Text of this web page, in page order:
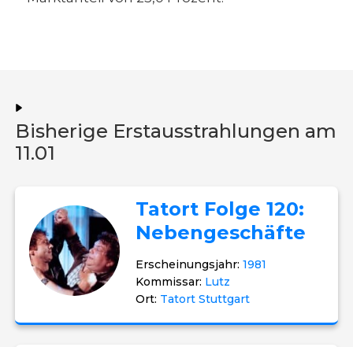
Bisherige Erstausstrahlungen am
11.01
Tatort Folge 120:
Nebengeschäfte
Erscheinungsjahr:1981
Kommissar: Lutz
Ort: Tatort Stuttgart